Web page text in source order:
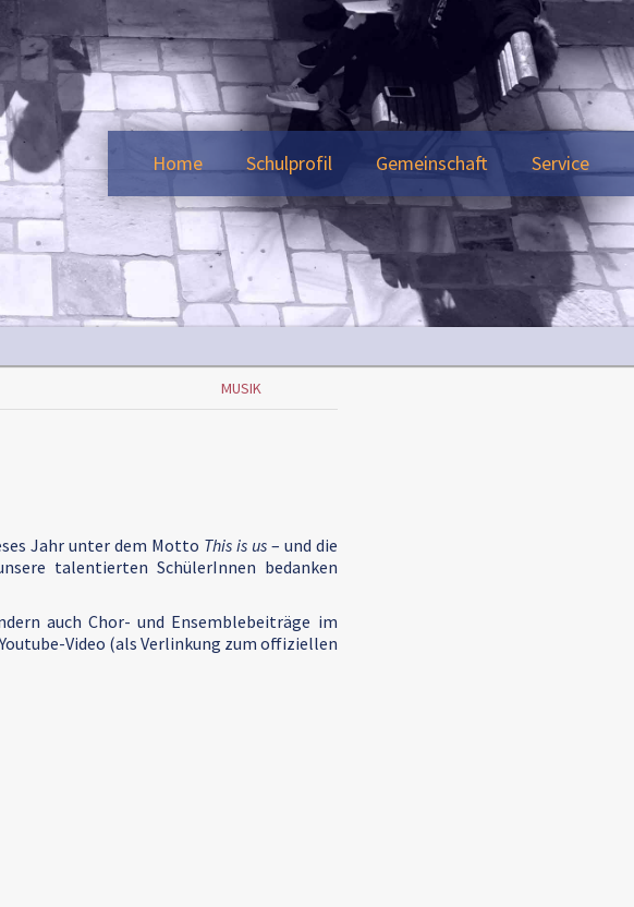
Home Schulprofil Gemeinschaft Service
MUSIK
Jahr unter dem Motto This is us– und die
talentierten SchülerInnen bedanken
auch Chor- und Ensemblebeiträge im
Video (als Verlinkung zum offiziellen